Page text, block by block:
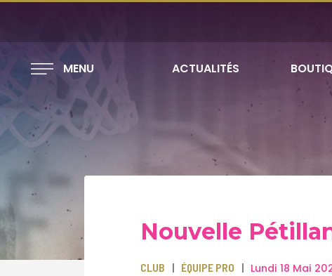
MENU ACTUALITÉS
Nouvelle
CLUB ÉQUIPE PRO Lundi 18 Mai